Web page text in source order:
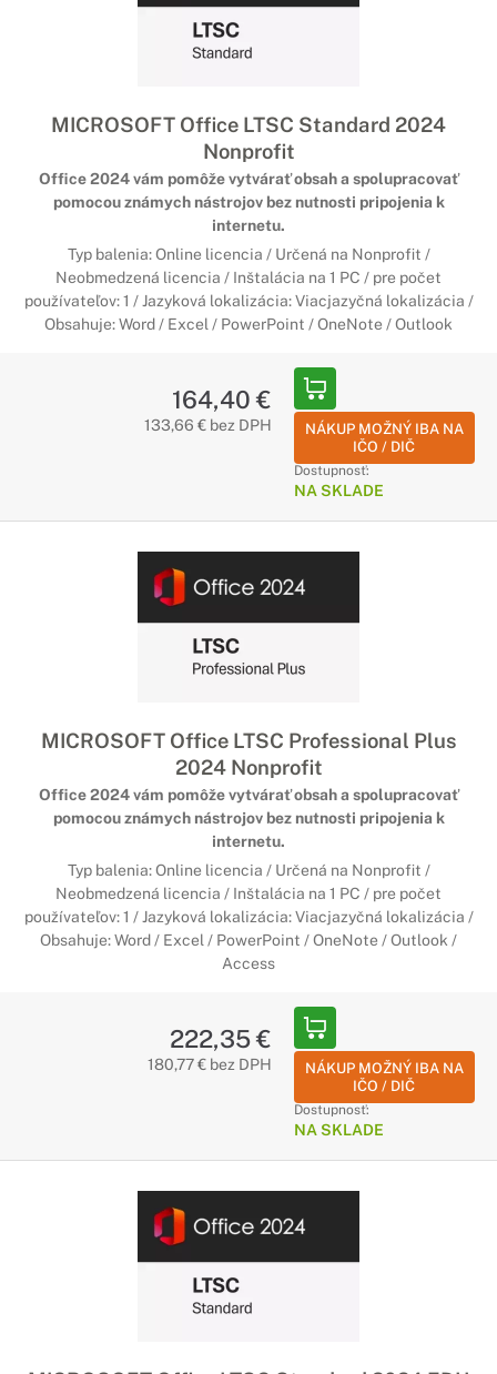
MICROSOFT Office LTSC Standard 2024
Nonprofit
Office 2024 vám pomôže vytvárať obsah a spolupracovať
pomocou známych nástrojov bez nutnosti pripojenia k
internetu.
Typ balenia: Online licencia / Určená na Nonprofit /
Neobmedzená licencia / Inštalácia na 1 PC / pre počet
používateľov: 1 / Jazyková lokalizácia: Viacjazyčná lokalizácia /
Obsahuje: Word / Excel / PowerPoint / OneNote / Outlook
164,40 €
133,66 € bez DPH
NÁKUP MOŽNÝ IBA NA
IČO / DIČ
Dostupnosť:
NA SKLADE
MICROSOFT Office LTSC Professional Plus
2024 Nonprofit
Office 2024 vám pomôže vytvárať obsah a spolupracovať
pomocou známych nástrojov bez nutnosti pripojenia k
internetu.
Typ balenia: Online licencia / Určená na Nonprofit /
Neobmedzená licencia / Inštalácia na 1 PC / pre počet
používateľov: 1 / Jazyková lokalizácia: Viacjazyčná lokalizácia /
Obsahuje: Word / Excel / PowerPoint / OneNote / Outlook /
Access
222,35 €
180,77 € bez DPH
NÁKUP MOŽNÝ IBA NA
IČO / DIČ
Dostupnosť:
NA SKLADE